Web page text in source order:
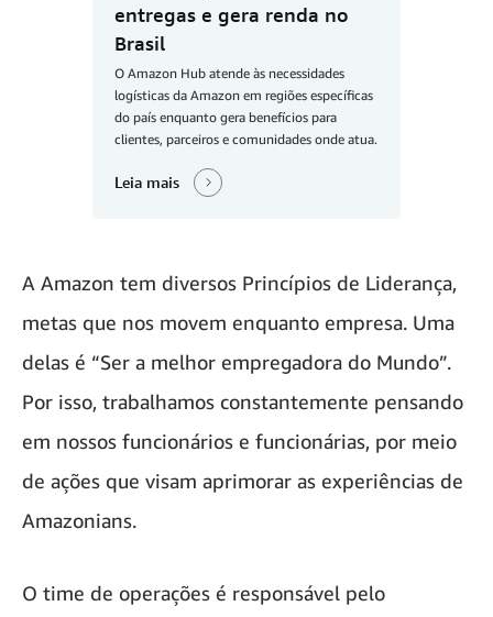
entregas e gera renda no
Brasil
O Amazon Hub atende às necessidades
logísticas da Amazon em regiões específicas
do país enquanto gera benefícios para
clientes, parceiros e comunidades onde atua.
Leia mais
A Amazon tem diversos Princípios de Liderança,
metas que nos movem enquanto empresa. Uma
delas é “Ser a melhor empregadora do Mundo”.
Por isso, trabalhamos constantemente pensando
em nossos funcionários e funcionárias, por meio
de ações que visam aprimorar as experiências de
Amazonians.
O time de operações é responsável pelo